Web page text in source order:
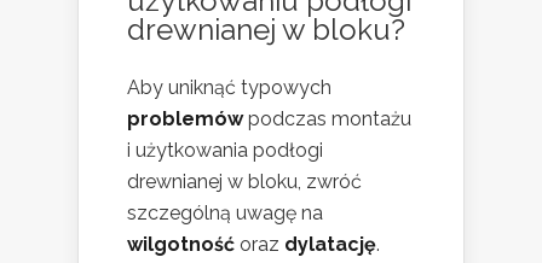
drewnianej w bloku?
Aby uniknąć typowych
problemówpodczas montażu
i użytkowania podłogi
drewnianej w bloku, zwróć
szczególną uwagę na
wilgotność oraz dylatację.